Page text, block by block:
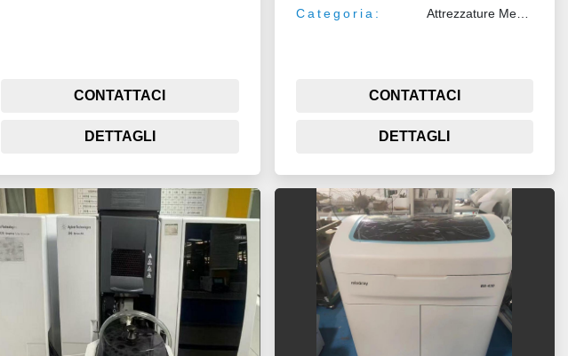
CONTATTACI
DETTAGLI
Categoria: Attrezzature Medicali
CONTATTACI
DETTAGLI